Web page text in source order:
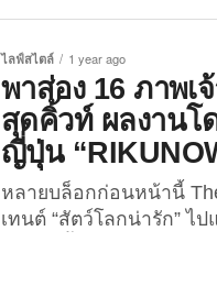
มาจากแดนปลาดิบอีกเช่น
“แพนด้าแดง” แห่งสวนสัต
ถูกคุณเจ้าหน้าที่เช็คหาง
เพราะเหล่าชาวเน็ตอยา
เป็นแนว เมื่อไม่นานมา
คุณช่างภาพชาวญี่ปุ่นหรือ
@USASURIfuji4127 ผู้ที่
ไลฟ์สไตล์ 1 year ago
พาส่อง 16 ภาพเ
สุดคิ้วท์ ผลงาน
ญี่ปุ่น
หลายบล็อกก่อนหน้านี้
เทนต์ “สัตว์โลกน่ารัก” ไ